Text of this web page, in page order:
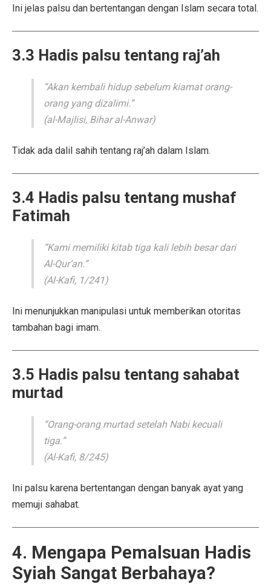
Ini jelas palsu dan bertentangan dengan Islam secara total.
3.3 Hadis palsu tentang raj’ah
“Akan kembali hidup sebelum kiamat orang-
orang yang dizalimi.”
(al-Majlisi, Bihar al-Anwar)
Tidak ada dalil sahih tentang raj’ah dalam Islam.
3.4 Hadis palsu tentang mushaf
Fatimah
“Kami memiliki kitab tiga kali lebih besar dari
Al-Qur’an.”
(Al-Kafi, 1/241)
Ini menunjukkan manipulasi untuk memberikan otoritas
tambahan bagi imam.
3.5 Hadis palsu tentang sahabat
murtad
“Orang-orang murtad setelah Nabi kecuali
tiga.”
(Al-Kafi, 8/245)
Ini palsu karena bertentangan dengan banyak ayat yang
memuji sahabat.
4. Mengapa Pemalsuan Hadis
Syiah Sangat Berbahaya?